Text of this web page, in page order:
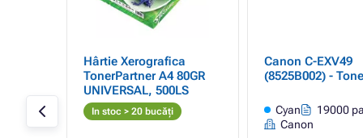
Hârtie Xerografica
TonerPartner A4 80GR
UNIVERSAL, 500LS
In stoc > 20 bucăți
Canon C-EXV49
(8525B002) -
Cyan
19000
Canon